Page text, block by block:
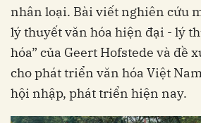
nhân loại. Bài viết nghiên cứu
lý thuyết văn hóa hiện đại - lý
hóa” của Geert Hofstede và đề
cho phát triển văn hóa Việt
hội nhập, phát triển hiện nay.